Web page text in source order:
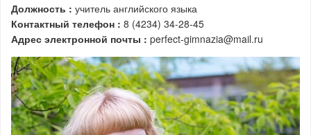
Должность : учитель английского языка
Контактный телефон : 8 (4234) 34-28-45
Адрес электронной почты : perfect-gimnazia@mail.ru